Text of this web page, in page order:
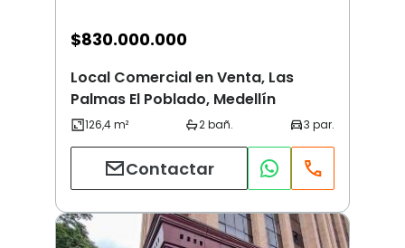
$830.000.000
Local Comercial en Venta, Las
Palmas El Poblado, Medellín
Contactar